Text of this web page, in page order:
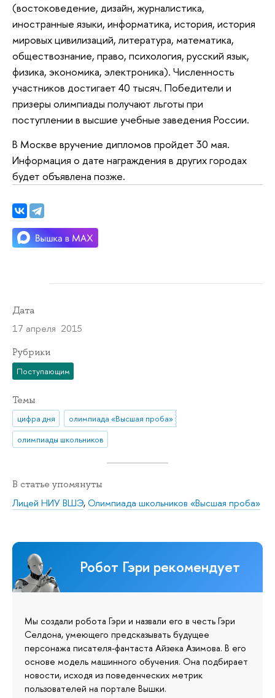
(востоковедение, дизайн, журналистика,
иностранные языки, информатика, история, история
мировых цивилизаций, литература, математика,
обществознание, право, психология, русский язык,
физика, экономика, электроника). Численность
участников достигает 40 тысяч. Победители и
призеры олимпиады получают льготы при
поступлении в высшие учебные заведения России.
В Москве вручение дипломов пройдет 30 мая.
Информация о дате награждения в других городах
будет объявлена позже.
Дата
17 апреля 2015
Рубрики
Поступающим
Темы
цифра дня
олимпиада «Высшая проба»
олимпиады школьников
В статье упомянуты
Лицей НИУ ВШЭ,Олимпиада школьников «Высшая проба»
Робот Гэри рекомендует
Мы создали робота Гэри и назвали его в честь Гэри
Селдона, умеющего предсказывать будущее
персонажа писателя-фантаста Айзека Азимова. В его
основе модель машинного обучения. Она подбирает
новости, исходя из поведенческих метрик
пользователей на портале Вышки.